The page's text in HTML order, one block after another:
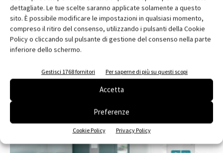
dettagliate. Le tue scelte saranno applicate solamente a questo
sito. È possibile modificare le impostazioni in qualsiasi momento,
compreso il ritiro del consenso, utilizzando i pulsanti della Cookie
Policy o cliccando sul pulsante di gestione del consenso nella parte
inferiore dello schermo.
Gestisci 1768 fornitori Per saperne di più su questi scopi
Accetta
Preferenze
Cookie Policy Privacy Policy
Nuovi portoni sezionali della linea UniPro
by WIŚNIOWSKI